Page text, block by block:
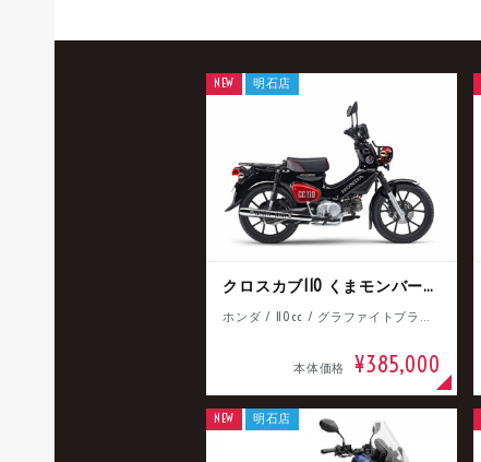
クロスカブ110 くまモンバージョン
ホンダ / 110cc / グラファイトブラック
本体価格 ¥385,000
NEW 明石店
NEW 明石店